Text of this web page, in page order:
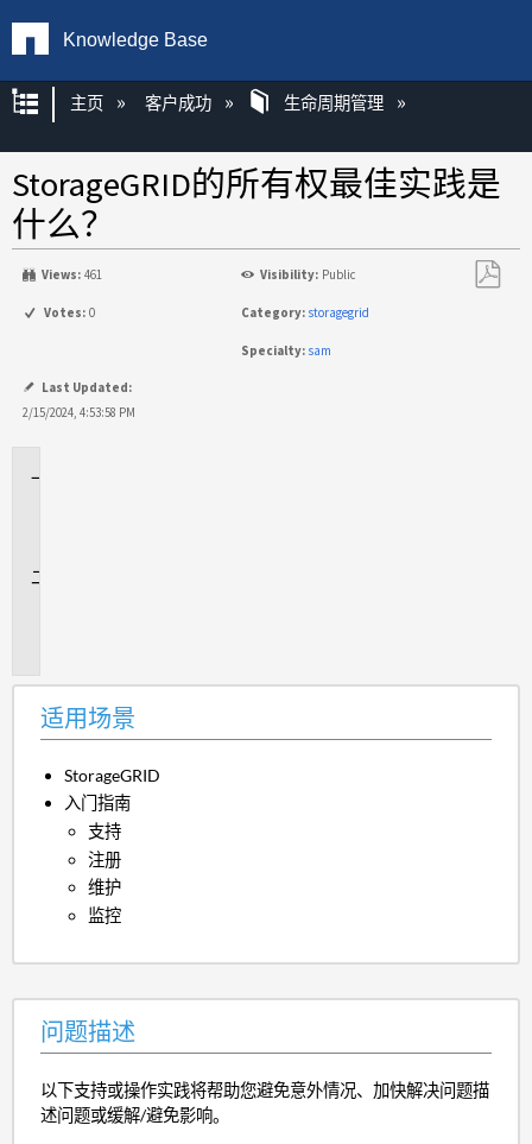
Knowledge Base
扩展/隐缩全局层次
主页 客户成功 生命周期管理
StorageGRID的所有权最佳实践是
什么？
Views: 461 Visibility: Public
Votes: 0 Category: storagegrid
Specialty: sam
Last Updated:
2/15/2024, 4:53:58 PM
适用场景
StorageGRID
入门指南
支持
注册
维护
监控
问题描述
以下支持或操作实践将帮助您避免意外情况、加快解决问题描
述问题或缓解/避免影响。